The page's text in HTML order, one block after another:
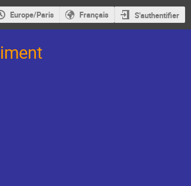
Europe/Paris Français S'authentifier